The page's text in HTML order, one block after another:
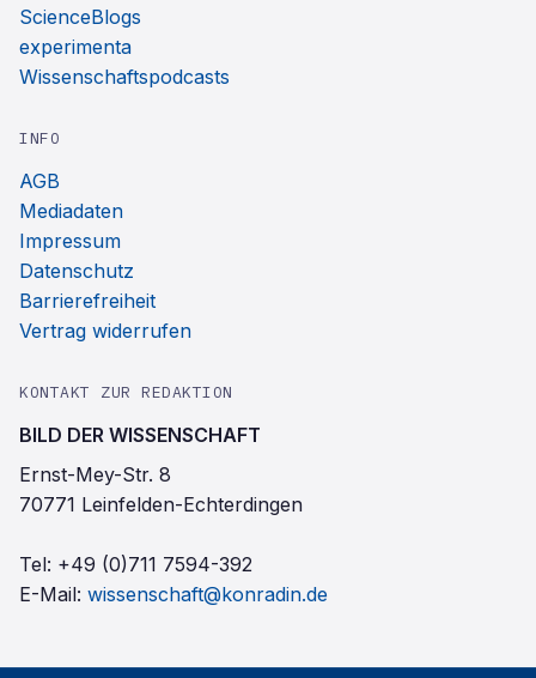
ScienceBlogs
experimenta
Wissenschaftspodcasts
INFO
AGB
Mediadaten
Impressum
Datenschutz
Barrierefreiheit
Vertrag widerrufen
KONTAKT ZUR REDAKTION
BILD DER WISSENSCHAFT
Ernst-Mey-Str. 8
70771 Leinfelden-Echterdingen
Tel: +49 (0)711 7594-392
E-Mail: wissenschaft@konradin.de